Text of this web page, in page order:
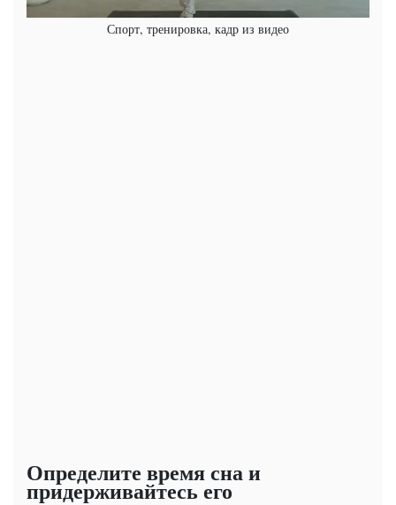
Спорт, тренировка, кадр из видео
Определите время сна и
придерживайтесь его